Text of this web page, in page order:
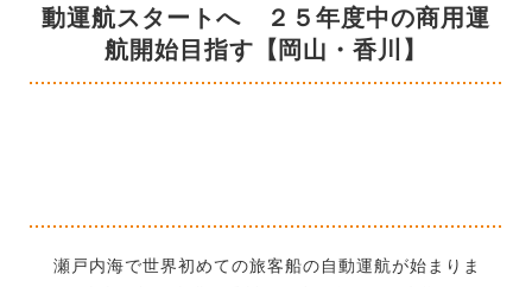
動運航スタートへ ２５年度中の商用運
航開始目指す【岡山・香川】
瀬戸内海で世界初めての旅客船の自動運航が始まりま